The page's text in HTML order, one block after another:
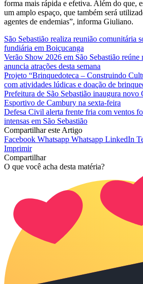
forma mais rápida e efetiva. Além do que,
um amplo espaço, que também será
agentes de endemias”, informa Giuliano.
São Sebastião realiza reunião comunitária
fundiária em Boiçucanga
Verão Show 2026 em São Sebastião reúne
anuncia atrações desta semana
Projeto “Brinquedoteca – Construindo
com atividades lúdicas e doação de
Prefeitura de São Sebastião inaugura
Esportivo de Cambury na sexta-feira
Defesa Civil alerta frente fria com ventos
intensas em São Sebastião
Compartilhar este Artigo
Facebook Whatsapp Whatsapp LinkedIn
Imprimir
Compartilhar
O que você acha desta matéria?